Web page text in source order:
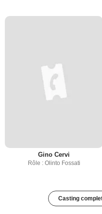
Gino Cervi
Rôle : Olinto Fossati
Casting